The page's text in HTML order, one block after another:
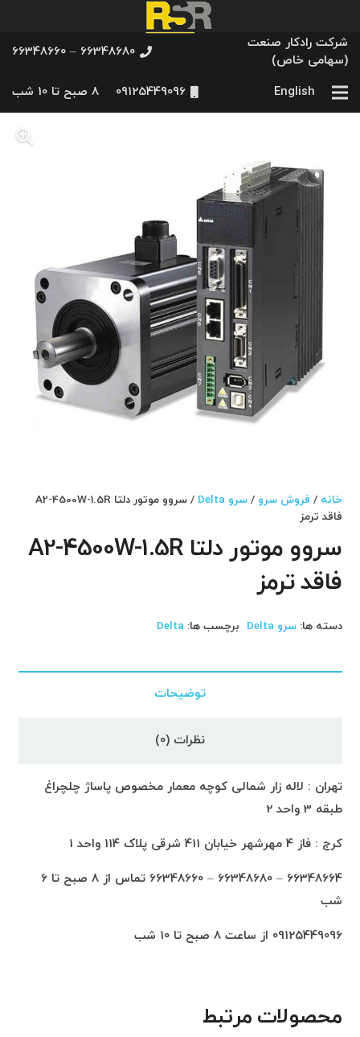
شرکت رادکار صنعت
(سهامی خاص)
66348680 – 66348660
English
09125449096 8 صبح تا 10 شب
خانه / فروش سرو /سرو Delta
/ سروو موتور دلتا A2-4500W-1.5R
فاقد ترمز
سروو موتور دلتا A2-4500W-1.5R
فاقد ترمز
دسته ها:سرو Delta برچسب ها: Delta
توضیحات
نظرات (0)
تهران : لاله زار شمالی کوچه معمار مخصوص پاساژ چلچراغ
طبقه 3 واحد 2
کرج : فاز 4 مهرشهر خیابان 411 شرقی پلاک 114 واحد 1
66348664 – 66348680 – 66348660 تماس از 8 صبح تا 6
شب
09125449096 از ساعت 8 صبح تا 10 شب
محصولات مرتبط